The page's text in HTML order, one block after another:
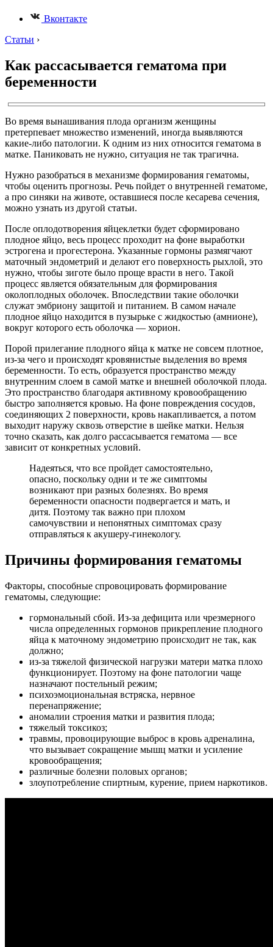
Вконтакте
Статьи ›
Как рассасывается гематома при
беременности
Во время вынашивания плода организм женщины
претерпевает множество изменений, иногда выявляются
какие-либо патологии. К одним из них относится гематома в
матке. Паниковать не нужно, ситуация не так трагична.
Нужно разобраться в механизме формирования гематомы,
чтобы оценить прогнозы. Речь пойдет о внутренней гематоме,
а про синяки на животе, оставшиеся после кесарева сечения,
можно узнать из другой статьи.
После оплодотворения яйцеклетки будет сформировано
плодное яйцо, весь процесс проходит на фоне выработки
эстрогена и прогестерона. Указанные гормоны размягчают
маточный эндометрий и делают его поверхность рыхлой, это
нужно, чтобы зиготе было проще врасти в него. Такой
процесс является обязательным для формирования
околоплодных оболочек. Впоследствии такие оболочки
служат эмбриону защитой и питанием. В самом начале
плодное яйцо находится в пузырьке с жидкостью (амнионе),
вокруг которого есть оболочка — хорион.
Порой прилегание плодного яйца к матке не совсем плотное,
из-за чего и происходят кровянистые выделения во время
беременности. То есть, образуется пространство между
внутренним слоем в самой матке и внешней оболочкой плода.
Это пространство благодаря активному кровообращению
быстро заполняется кровью. На фоне повреждения сосудов,
соединяющих 2 поверхности, кровь накапливается, а потом
выходит наружу сквозь отверстие в шейке матки. Нельзя
точно сказать, как долго рассасывается гематома — все
зависит от конкретных условий.
Надеяться, что все пройдет самостоятельно,
опасно, поскольку одни и те же симптомы
возникают при разных болезнях. Во время
беременности опасности подвергается и мать, и
дитя. Поэтому так важно при плохом
самочувствии и непонятных симптомах сразу
отправляться к акушеру-гинекологу.
Причины формирования гематомы
Факторы, способные спровоцировать формирование
гематомы, следующие:
гормональный сбой. Из-за дефицита или чрезмерного
числа определенных гормонов прикрепление плодного
яйца к маточному эндометрию происходит не так, как
должно;
из-за тяжелой физической нагрузки матери матка плохо
функционирует. Поэтому на фоне патологии чаще
назначают постельный режим;
психоэмоциональная встряска, нервное
перенапряжение;
аномалии строения матки и развития плода;
тяжелый токсикоз;
травмы, провоцирующие выброс в кровь адреналина,
что вызывает сокращение мышц матки и усиление
кровообращения;
различные болезни половых органов;
злоупотребление спиртным, курение, прием наркотиков.